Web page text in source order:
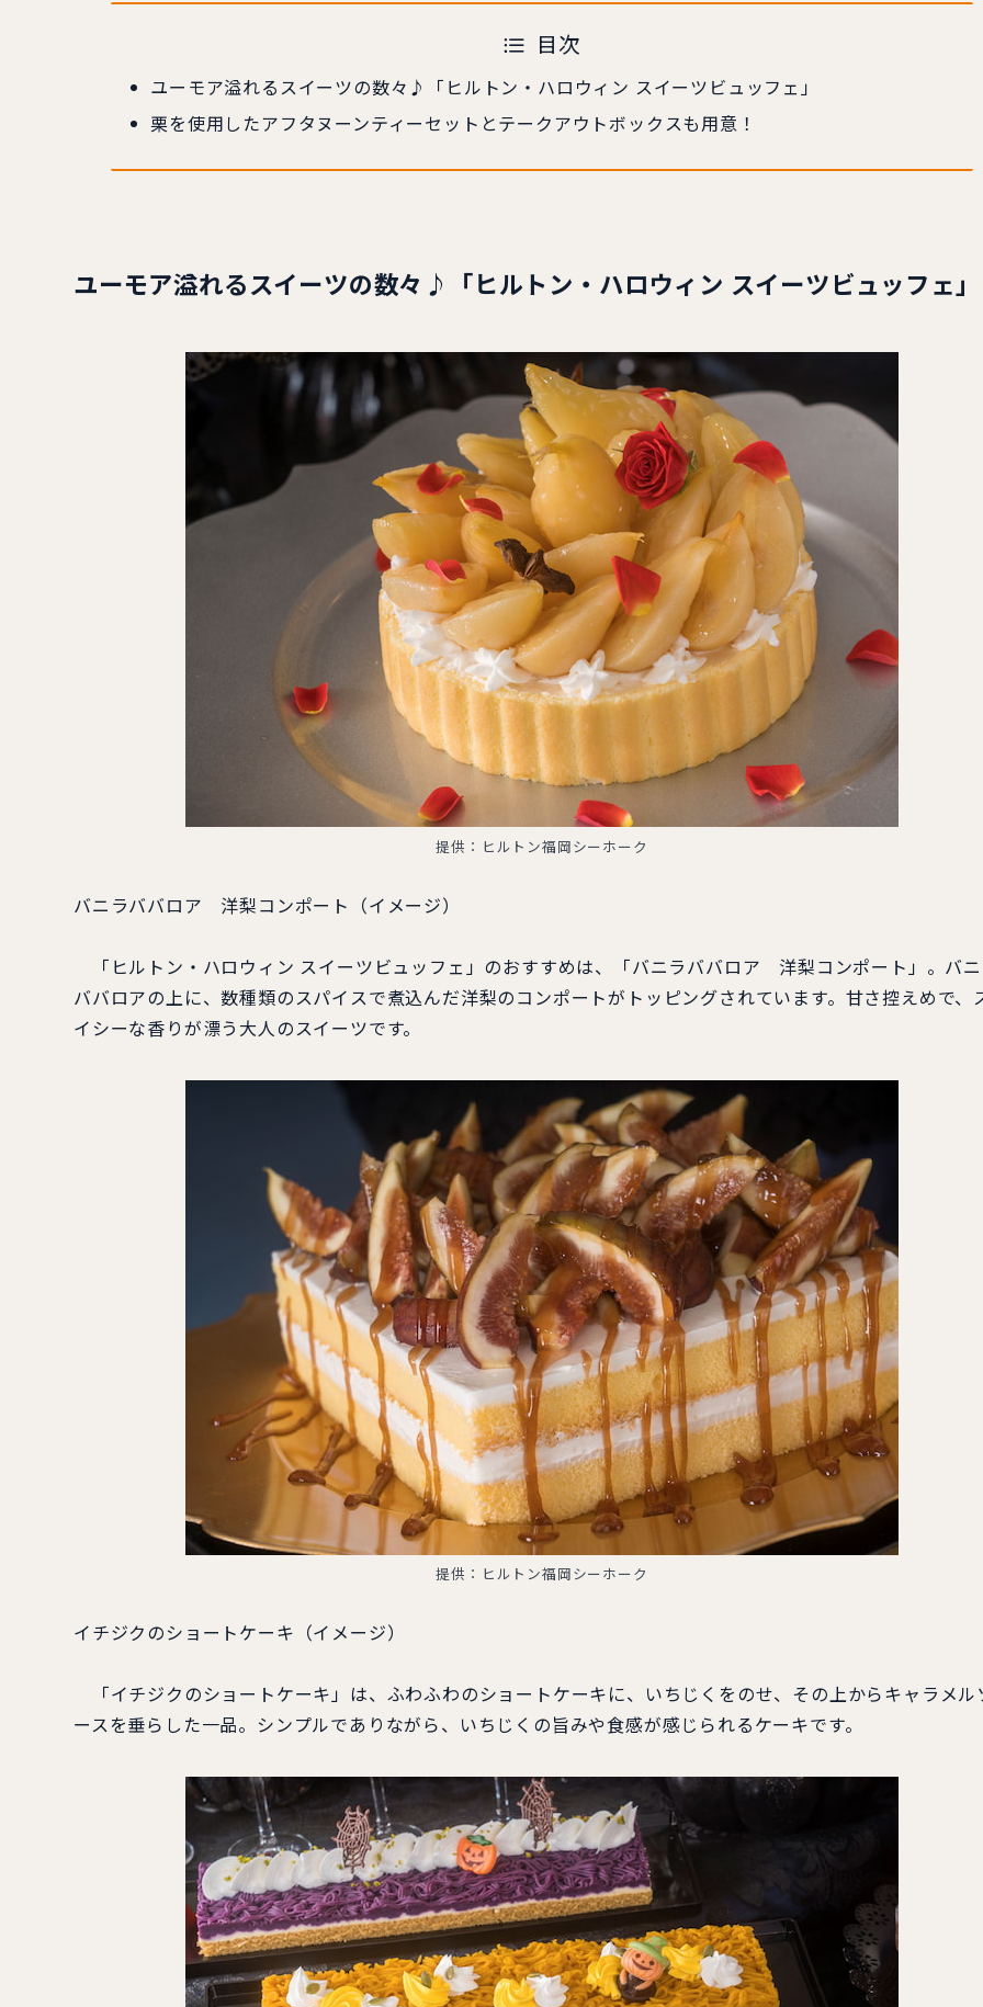
目次
ユーモア溢れるスイーツの数々♪「ヒルトン・ハロウィン スイーツビュッフェ」
栗を使用したアフタヌーンティーセットとテークアウトボックスも用意！
ユーモア溢れるスイーツの数々♪「ヒルトン・ハロウィン スイーツビュッフェ」
提供：ヒルトン福岡シーホーク
バニラババロア 洋梨コンポート（イメージ）
「ヒルトン・ハロウィン スイーツビュッフェ」のおすすめは、「バニラババロア 洋梨コンポート」。バ
ババロアの上に、数種類のスパイスで煮込んだ洋梨のコンポートがトッピングされています。甘さ控えめで、
イシーな香りが漂う大人のスイーツです。
提供：ヒルトン福岡シーホーク
イチジクのショートケーキ（イメージ）
「イチジクのショートケーキ」は、ふわふわのショートケーキに、いちじくをのせ、その上からキャラメル
ースを垂らした一品。シンプルでありながら、いちじくの旨みや食感が感じられるケーキです。